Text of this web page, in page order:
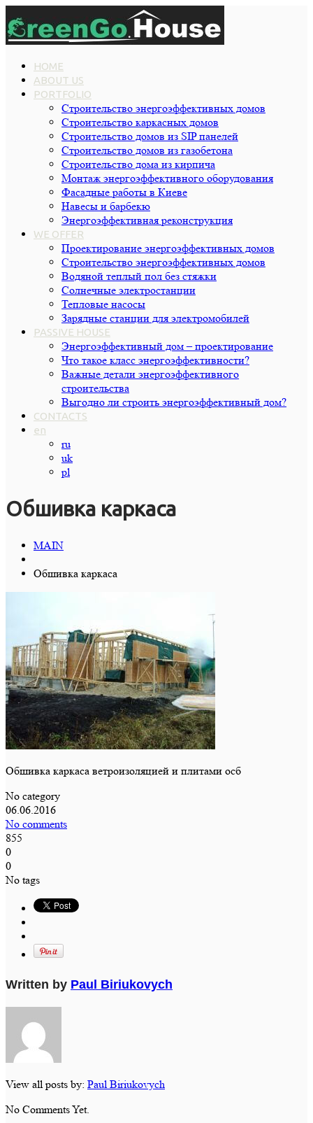
HOME
ABOUT US
PORTFOLIO
Строительство энергоэффективных домов
Строительство каркасных домов
Строительство домов из SIP панелей
Строительство домов из газобетона
Строительство дома из кирпича
Монтаж энергоэффективного оборудования
Фасадные работы в Киеве
Навесы и барбекю
Энергоэффективная реконструкция
WE OFFER
Проектирование энергоэффективных домов
Строительство энергоэффективных домов
Водяной теплый пол без стяжки
Cолнечные электростанции
Тепловые насосы
Зарядные станции для электромобилей
PASSIVE HOUSE
Энергоэффективный дом – проектирование
Что такое класс энергоэффективности?
Важные детали энергоэффективного
строительства
Выгодно ли строить энергоэффективный дом?
CONTACTS
en
ru
uk
pl
Обшивка каркаса
MAIN
Обшивка каркаса
Обшивка каркаса ветроизоляцией и плитами осб
No category
06.06.2016
No comments
855
0
0
No tags
Written by Paul Biriukovych
View all posts by: Paul Biriukovych
No Comments Yet.